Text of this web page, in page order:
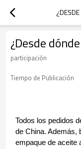
¿Desde
participación
Tiempo de Publicación
Todos los pedidos
de China. Además,
empaque de aceite